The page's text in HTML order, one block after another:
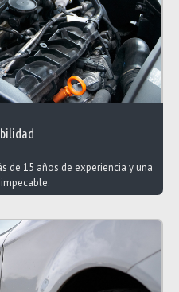
de 15 años de experiencia y una